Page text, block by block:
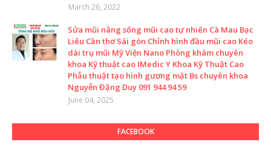
March 26, 2022
Sửa mũi nâng sống mũi cao tự nhiên Cà Mau Bạc
Liêu Cần thơ Sài gòn Chỉnh hình đầu mũi cao Kéo
dài trụ mũi Mỹ Viện Nano Phòng khám chuyên
khoa Kỹ thuật cao IMedic Y Khoa Kỹ Thuật Cao
Phẫu thuật tạo hình gương mặt Bs chuyên khoa
Nguyễn Đặng Duy 091 944 94 59
June 04, 2025
FACEBOOK